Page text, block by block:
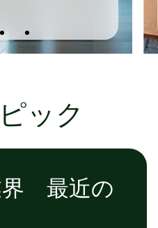
ック
界 最近の